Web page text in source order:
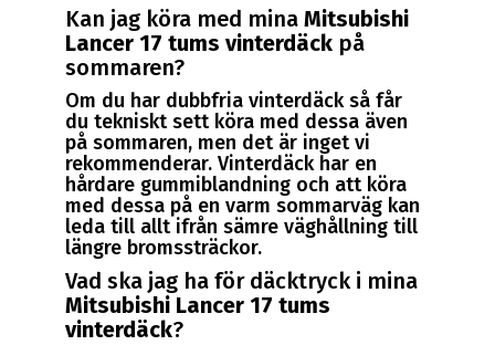
Kan jag köra med mina Mitsubishi
Lancer 17 tums vinterdäckpå
sommaren?
Om du har dubbfria vinterdäck så får
du tekniskt sett köra med dessa även
på sommaren, men det är inget vi
rekommenderar. Vinterdäck har en
hårdare gummiblandning och att köra
med dessa på en varm sommarväg kan
leda till allt ifrån sämre väghållning till
längre bromssträckor.
Vad ska jag ha för däcktryck i mina
Mitsubishi Lancer 17 tums
vinterdäck?